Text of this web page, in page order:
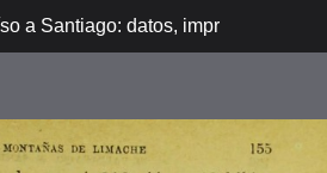
a Santiago: datos, impresiones,